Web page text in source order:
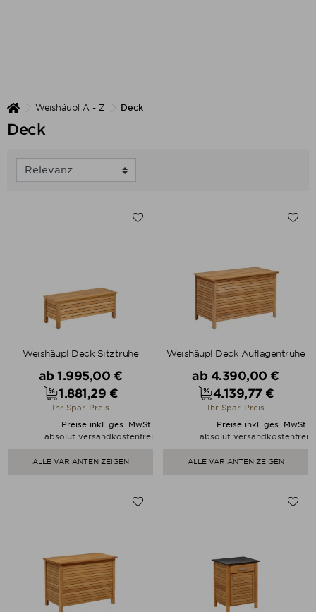
Weishäupl A - Z Deck
Deck
Weishäupl Deck Sitztruhe
Verkaufspreis
ab 1.995,00 €
Preis
1.881,29 €
Ihr Spar-Preis
Preise inkl. ges. MwSt.
absolut versandkostenfrei
ALLE VARIANTEN ZEIGEN
Weishäupl Deck Auflagentruhe
Verkaufspreis
ab 4.390,00 €
Preis
4.139,77 €
Ihr Spar-Preis
Preise inkl. ges. MwSt.
absolut versandkostenfrei
ALLE VARIANTEN ZEIGEN